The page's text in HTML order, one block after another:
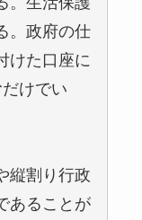
。政府の仕
けた口座に
けでい
縦割り行政
あることが